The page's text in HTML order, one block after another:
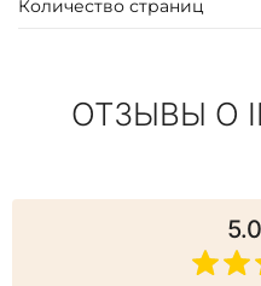
Количество страниц
ОТЗЫВЫ О
5.0